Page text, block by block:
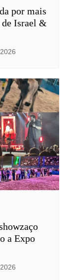
por mais
de Israel &
a Expo